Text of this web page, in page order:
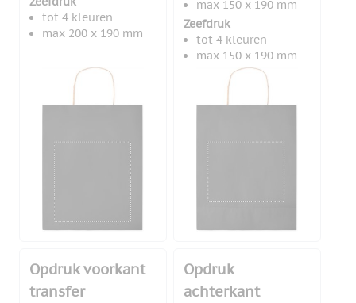
tot 4 kleuren
max 200 x 190 mm
max 150 x 190 mm
Zeefdruk
tot 4 kleuren
max 150 x 190 mm
Opdruk voorkant
transfer
Opdruk
achterkant